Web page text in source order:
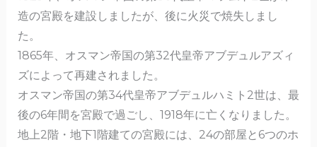
k
造の宮殿を建設しましたが、後に火災で焼失しまし
た。
1865年、オスマン帝国の第32代皇帝​​アブデュルアズィ
ズによって再建されました。
オスマン帝国の第34代皇帝アブデュルハミト2世は、最
後の6年間を宮殿で過ごし、1918年に亡くなりました。
地上2階・地下1階建ての宮殿には、24の部屋と6つのホ